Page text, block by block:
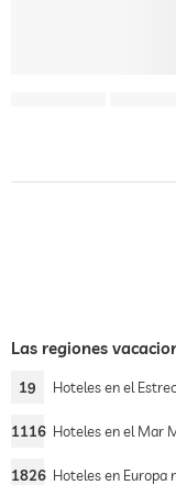
Las regiones
19 Hoteles en el
1116 Hoteles en el Mar
1826 Hoteles en Europa